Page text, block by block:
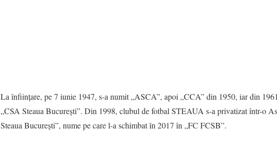
La înființare, pe 7 iunie 1947, s-a numit „ASCA”, apoi „CCA” din 1950, iar din
„CSA Steaua București”. Din 1998, clubul de fotbal STEAUA s-a privatizat într-o
Steaua București”, nume pe care l-a schimbat în 2017 în „FC FCSB”.